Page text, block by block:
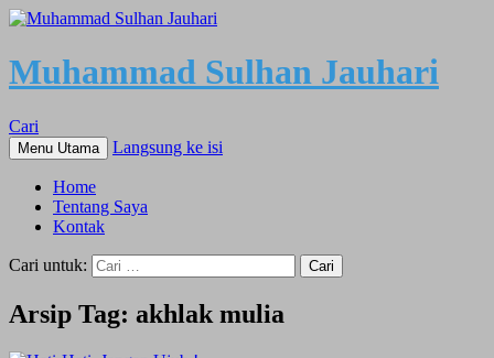
Muhammad Sulhan Jauhari
Cari
Menu Utama Langsung ke isi
Home
Tentang Saya
Kontak
Cari untuk:
Arsip Tag: akhlak mulia